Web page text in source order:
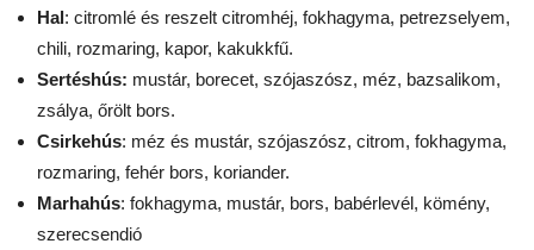
Hal: citromlé és reszelt citromhéj, fokhagyma, petrezselyem,
chili, rozmaring, kapor, kakukkfű.
Sertéshús: mustár, borecet, szójaszósz, méz, bazsalikom,
zsálya, őrölt bors.
Csirkehús: méz és mustár, szójaszósz, citrom, fokhagyma,
rozmaring, fehér bors, koriander.
Marhahús: fokhagyma, mustár, bors, babérlevél, kömény,
szerecsendió